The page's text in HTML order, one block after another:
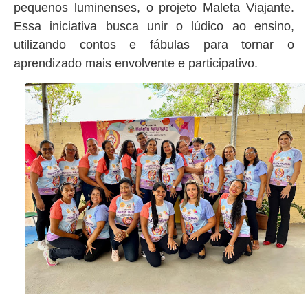
pequenos luminenses, o projeto Maleta Viajante.
Essa iniciativa busca unir o lúdico ao ensino,
utilizando contos e fábulas para tornar o
aprendizado mais envolvente e participativo.